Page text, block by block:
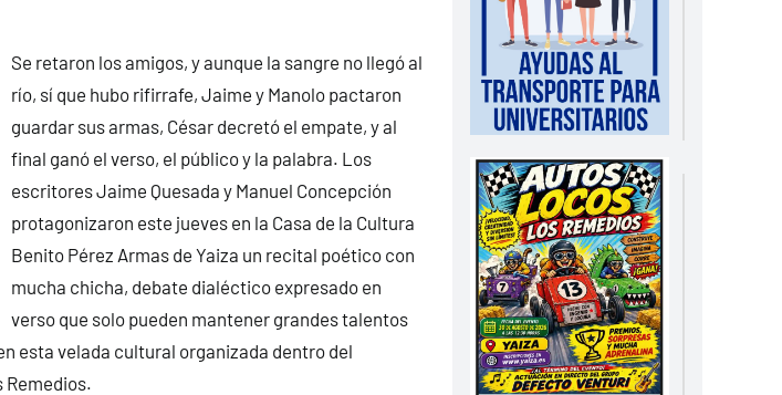
Se retaron los amigos, y aunque la sangre no llegó al
río, sí que hubo rifirrafe, Jaime y Manolo pactaron
guardar sus armas, César decretó el empate, y al
final ganó el verso, el público y la palabra. Los
escritores Jaime Quesada y Manuel Concepción
protagonizaron este jueves en la Casa de la Cultura
Benito Pérez Armas de Yaiza un recital poético con
mucha chicha, debate dialéctico expresado en
verso que solo pueden mantener grandes talentos
esta velada cultural organizada dentro del
Remedios.